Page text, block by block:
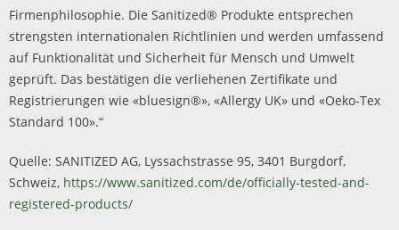
Firmenphilosophie. Die Sanitized® Produkte entsprechen
strengsten internationalen Richtlinien und werden umfassend
auf Funktionalität und Sicherheit für Mensch und Umwelt
geprüft. Das bestätigen die verliehenen Zertifikate und
Registrierungen wie «bluesign®», «Allergy UK» und «Oeko-Tex
Standard 100».“
Quelle: SANITIZED AG, Lyssachstrasse 95, 3401 Burgdorf,
Schweiz, https://www.sanitized.com/de/officially-tested-and-
registered-products/